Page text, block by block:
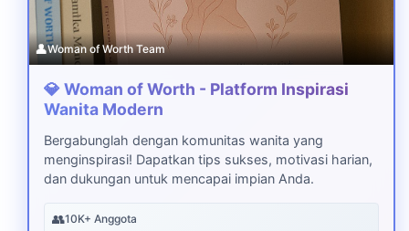
👤Woman of Worth Team
💎 Woman of Worth - Platform Inspirasi
Wanita Modern
Bergabunglah dengan komunitas wanita yang
menginspirasi! Dapatkan tips sukses, motivasi harian,
dan dukungan untuk mencapai impian Anda.
👥10K+ Anggota